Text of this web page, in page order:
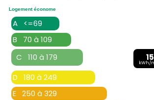
Logement économe
A <=69
B 70 à 109
C 110 à 179
kWh/
D 180 à 249
E 250 à 329